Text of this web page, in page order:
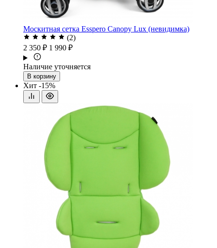
Москитная сетка Esspero Canopy Lux (невидимка)
(2)
2 350 ₽ 1 990 ₽
Наличие уточняется
В корзину
Хит -15%